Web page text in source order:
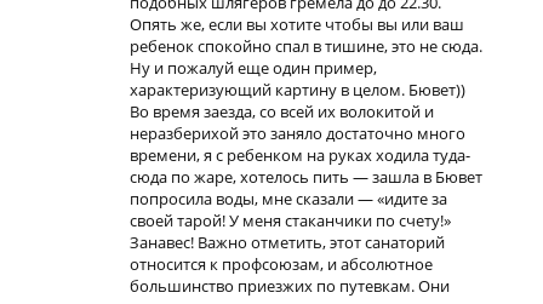
Опять же, если вы хотите чтобы вы или ваш
ребенок спокойно спал в тишине, это не сюда.
Ну и пожалуй еще один пример,
характеризующий картину в целом. Бювет))
Во время заезда, со всей их волокитой и
неразберихой это заняло достаточно много
времени, я с ребенком на руках ходила туда-
сюда по жаре, хотелось пить — зашла в Бювет
попросила воды, мне сказали — «идите за
своей тарой! У меня стаканчики по счету!»
Занавес! Важно отметить, этот санаторий
относится к профсоюзам, и абсолютное
большинство приезжих по путевкам. Они